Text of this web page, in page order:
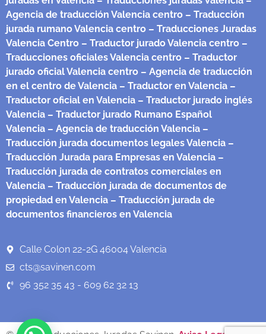
Agencia de traducción Valencia centro – Traducción
jurada rumano Valencia centro – Traducciones Juradas
Valencia Centro – Traductor jurado Valencia centro –
Traducciones oficiales Valencia centro – Traductor
jurado oficial Valencia centro – Agencia de traducción
en el centro de Valencia – Traductor en Valencia –
Traductor oficial en Valencia – Traductor jurado inglés
Valencia – Traductor jurado Rumano Español
Valencia – Agencia de traducción Valencia –
Traducción jurada documentos legales Valencia –
Traducción Jurada para Empresas en Valencia –
Traducción jurada de contratos comerciales en
Valencia – Traducción jurada de documentos de
propiedad en Valencia – Traducción jurada de
documentos financieros en Valencia
Calle Colon 22-2G 46004 Valencia
cts@savinen.com
96 352 35 43 - 609 62 32 13